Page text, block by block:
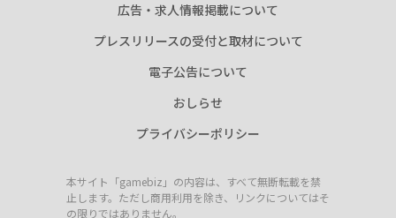
広告・求人情報掲載について
プレスリリースの受付と取材について
電子公告について
おしらせ
プライバシーポリシー
本サイト「gamebiz」の内容は、すべて無断転載を禁
止します。ただし商用利用を除き、リンクについてはそ
の限りではありません。